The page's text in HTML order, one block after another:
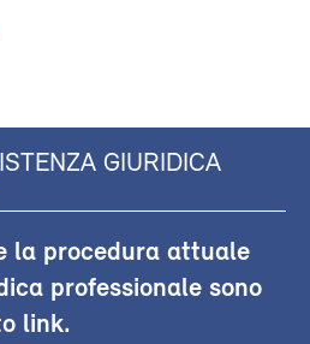
GIURIDICA
la procedura attuale
professionale sono
link.